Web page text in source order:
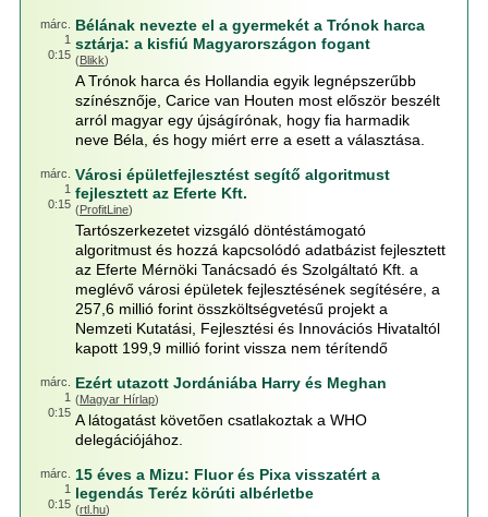
márc.
1
0:15
Bélának nevezte el a gyermekét a Trónok harca
sztárja: a kisfiú Magyarországon fogant
(Blikk)
A Trónok harca és Hollandia egyik legnépszerűbb
színésznője, Carice van Houten most először beszélt
arról magyar egy újságírónak, hogy fia harmadik
neve Béla, és hogy miért erre a esett a választása.
márc.
1
0:15
Városi épületfejlesztést segítő algoritmust
fejlesztett az Eferte Kft.
(ProfitLine)
Tartószerkezetet vizsgáló döntéstámogató
algoritmust és hozzá kapcsolódó adatbázist fejlesztett
az Eferte Mérnöki Tanácsadó és Szolgáltató Kft. a
meglévő városi épületek fejlesztésének segítésére, a
257,6 millió forint összköltségvetésű projekt a
Nemzeti Kutatási, Fejlesztési és Innovációs Hivataltól
kapott 199,9 millió forint vissza nem térítendő
márc.
1
0:15
Ezért utazott Jordániába Harry és Meghan
(Magyar Hírlap)
A látogatást követően csatlakoztak a WHO
delegációjához.
márc.
1
0:15
15 éves a Mizu: Fluor és Pixa visszatért a
legendás Teréz körúti albérletbe
(rtl.hu)